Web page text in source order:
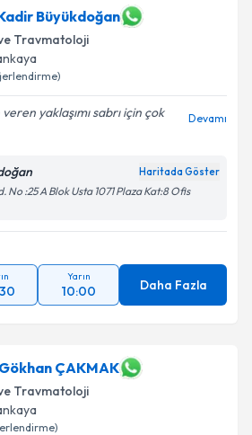
Büyükdoğan
Travmatoloji
yaklaşımı sabrı için çok
Devamı
Haritada Göster
No :25 A Blok Usta 1071 Plaza Kat:8 Ofis
Yarın
10:00 Daha Fazla
ÇAKMAK
Travmatoloji